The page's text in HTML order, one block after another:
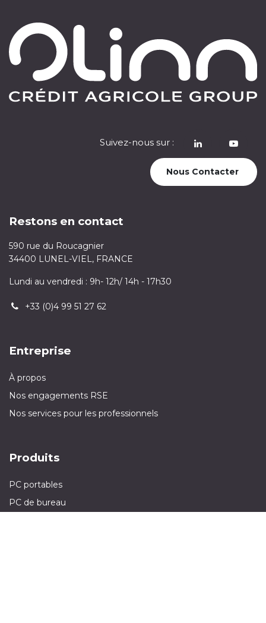
Suivez-nous sur :
Nous Contacter
Restons en contact
590 rue du Roucagnier
34400 LUNEL-VIEL, FRANCE
Lundi au vendredi : 9h- 12h/ 14h - 17h30
+33 (0)4 99 51 27 62
Entreprise
À propos
Nos engagements RSE
Nos services pour les professionnels
Produits
PC portables
PC de bureau